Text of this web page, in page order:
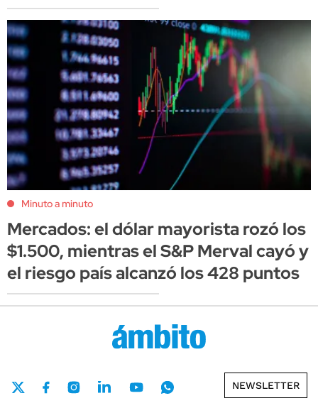
Minuto a minuto
Mercados: el dólar mayorista rozó los
$1.500, mientras el S&P Merval cayó y
el riesgo país alcanzó los 428 puntos
NEWSLETTER